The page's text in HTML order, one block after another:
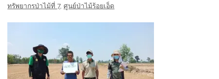
ทรัพยากรป่าไม้ที่ 7,ศูนย์ป่าไม้ร้อยเอ็ด